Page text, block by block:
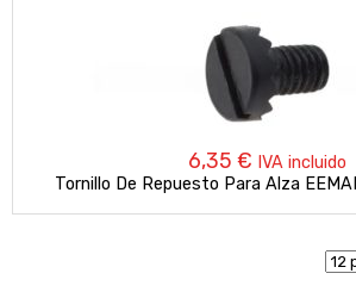
6,35 € IVA incluido
Tornillo De Repuesto Para Alza